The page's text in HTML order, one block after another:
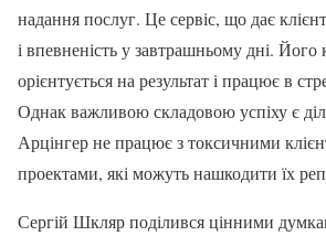
надання послуг. Це сервіс, що дає
і впевненість у завтрашньому дні. Його
орієнтується на результат і працює в
Однак важливою складовою успіху є
Арцінгер не працює з токсичними
проектами, які можуть нашкодити їх
Сергій Шкляр поділився цінними